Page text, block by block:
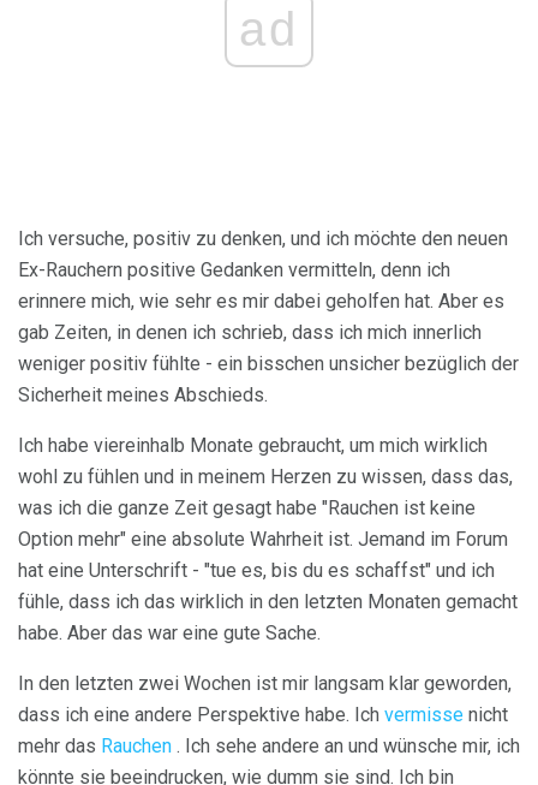
ad
Ich versuche, positiv zu denken, und ich möchte den neuen
Ex-Rauchern positive Gedanken vermitteln, denn ich
erinnere mich, wie sehr es mir dabei geholfen hat. Aber es
gab Zeiten, in denen ich schrieb, dass ich mich innerlich
weniger positiv fühlte - ein bisschen unsicher bezüglich der
Sicherheit meines Abschieds.
Ich habe viereinhalb Monate gebraucht, um mich wirklich
wohl zu fühlen und in meinem Herzen zu wissen, dass das,
was ich die ganze Zeit gesagt habe "Rauchen ist keine
Option mehr" eine absolute Wahrheit ist. Jemand im Forum
hat eine Unterschrift - "tue es, bis du es schaffst" und ich
fühle, dass ich das wirklich in den letzten Monaten gemacht
habe. Aber das war eine gute Sache.
In den letzten zwei Wochen ist mir langsam klar geworden,
dass ich eine andere Perspektive habe. Ich vermisse nicht
mehr das Rauchen . Ich sehe andere an und wünsche mir, ich
könnte sie beeindrucken, wie dumm sie sind. Ich bin